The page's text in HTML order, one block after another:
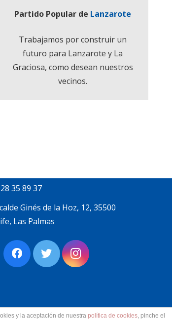
Partido Popular de Lanzarote
Trabajamos por construir un
futuro para Lanzarote y La
Graciosa, como desean nuestros
vecinos.
35 89 37
Ginés de la Hoz, 12, 35500
Las Palmas
y la aceptación de nuestra política de cookies, pinche el